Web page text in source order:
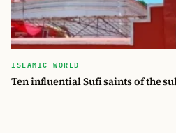
ISLAMIC WORLD
Ten influential Sufi saints of the